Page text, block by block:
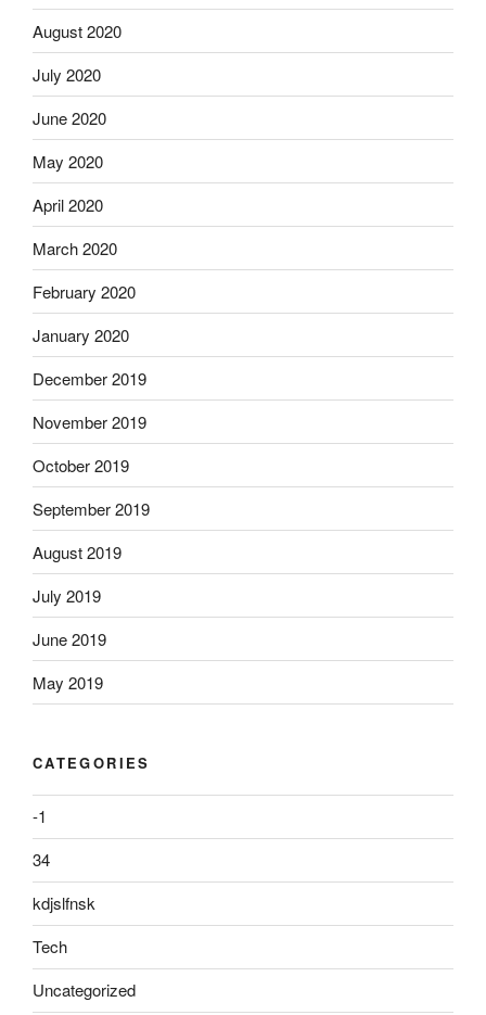
August 2020
July 2020
June 2020
May 2020
April 2020
March 2020
February 2020
January 2020
December 2019
November 2019
October 2019
September 2019
August 2019
July 2019
June 2019
May 2019
CATEGORIES
-1
34
kdjslfnsk
Tech
Uncategorized